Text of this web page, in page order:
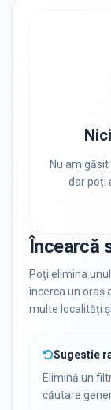
Nu există
Nu există
Nu am
dar poți
Încearcă
Poți elimina
încerca un oraș
multe localități
Sugestie
Elimină un
căutare